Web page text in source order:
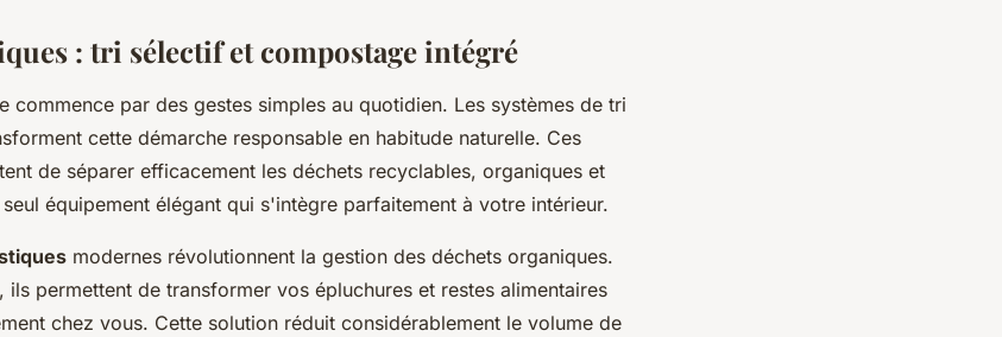
: tri sélectif et compostage intégré
commence par des gestes simples au quotidien. Les systèmes de tri
cette démarche responsable en habitude naturelle. Ces
de séparer efficacement les déchets recyclables, organiques et
équipement élégant qui s'intègre parfaitement à votre intérieur.
modernes révolutionnent la gestion des déchets organiques.
ils permettent de transformer vos épluchures et restes alimentaires
chez vous. Cette solution réduit considérablement le volume de